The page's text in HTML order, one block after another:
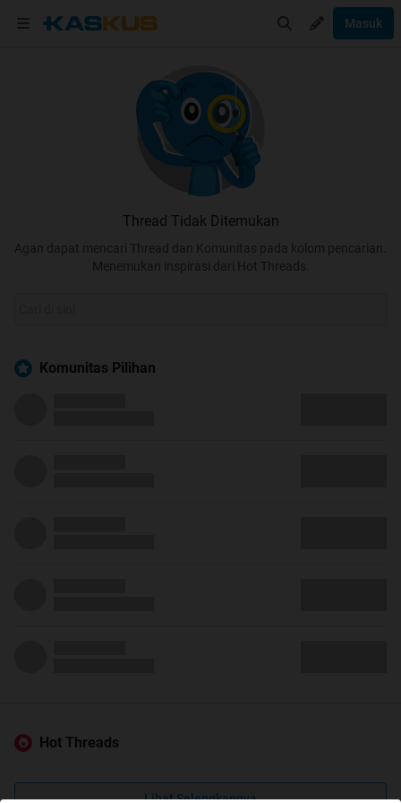
Masuk
Thread Tidak Ditemukan
Agan dapat mencari Thread dan Komunitas pada kolom pencarian.
Menemukan inspirasi dari Hot Threads.
Komunitas Pilihan
Hot Threads
Lihat Selengkapnya